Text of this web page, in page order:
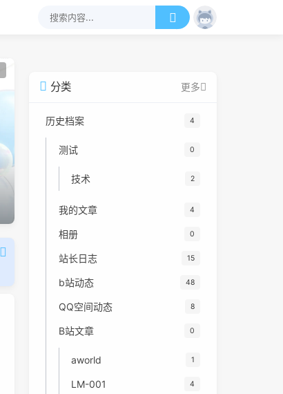
分类 更多
历史档案 4
测试 0
技术 2
我的文章 4
相册 0
站长日志 15
b站动态 48
QQ空间动态 8
B站文章 0
aworld 1
LM-001 4